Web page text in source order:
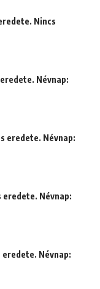
Nincs
Névnap:
eredete. Névnap:
eredete. Névnap:
eredete. Névnap: